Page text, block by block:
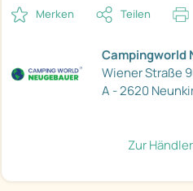
Merken Teilen
Campingworld
Wiener Straße
A - 2620
Zur